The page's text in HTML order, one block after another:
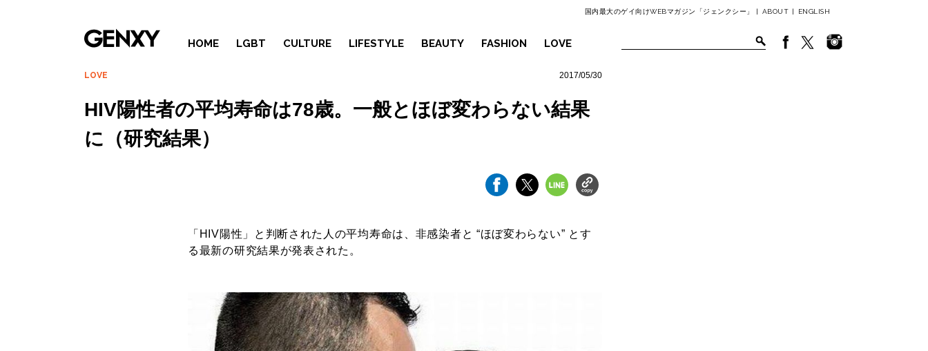
国内最大のゲイ向けWEBマガジン「ジェンクシー」 | ABOUT | ENGLISH
HOME LGBT CULTURE LIFESTYLE BEAUTY FASHION LOVE
LOVE 2017/05/30
HIV陽性者の平均寿命は78歳。一般とほぼ変わらない結果
に（研究結果）
「HIV陽性」と判断された人の平均寿命は、非感染者と “ほぼ変わらない” とす
る最新の研究結果が発表された。